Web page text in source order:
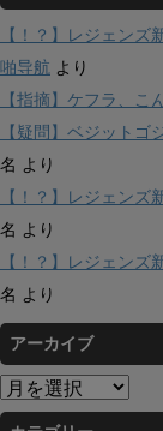
【！？】レジェン
啪导航 より
【指摘】ケフラ、こ
【疑問】ベジット
名 より
【！？】レジェン
名 より
【！？】レジェン
名 より
アーカイブ
ア
ー